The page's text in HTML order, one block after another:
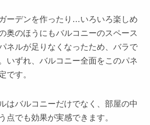
ーデンを作ったり…いろいろ楽しめ
奥のほうにもバルコニーのスペース
ネルが足りなくなったため、バラで
いずれ、バルコニー全面をこのパネ
です。
はバルコニーだけでなく、部屋の中
点でも効果が実感できます。